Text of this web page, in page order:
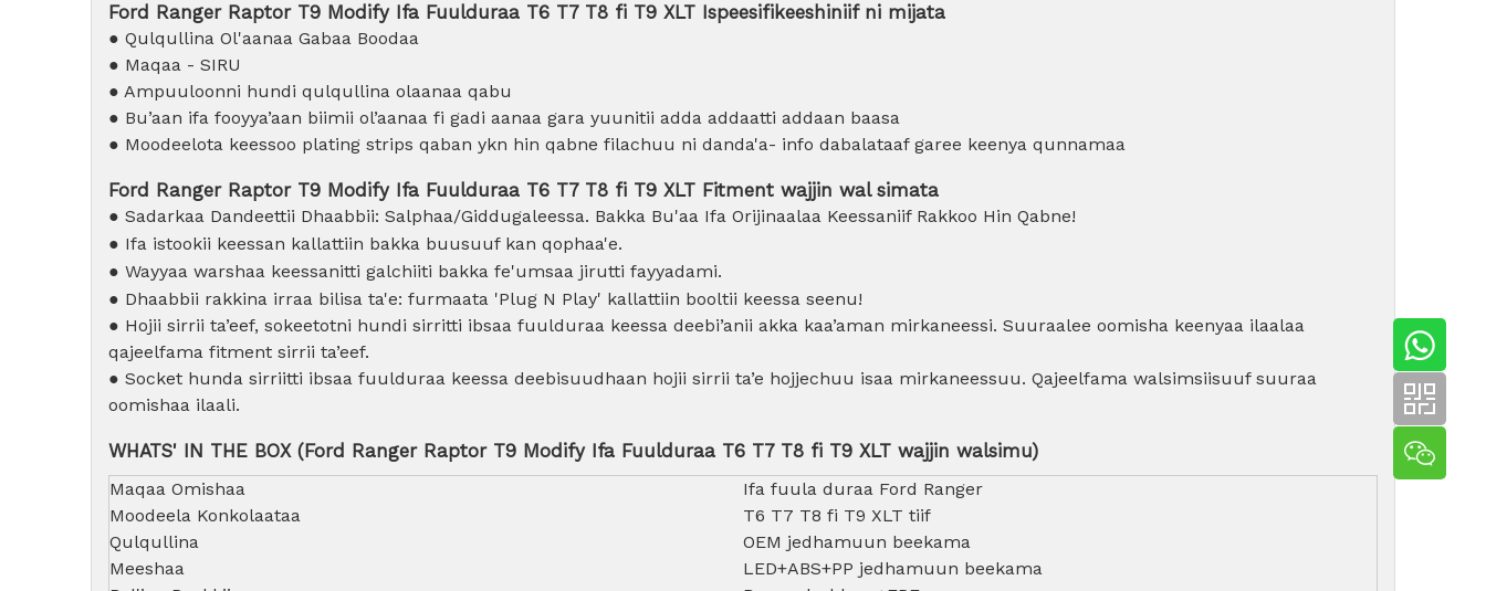
Ford Ranger Raptor T9 Modify Ifa Fuulduraa T6 T7 T8 fi T9 XLT Ispeesifikeeshiniif ni mijata
● Qulqullina Ol'aanaa Gabaa Boodaa
● Maqaa - SIRU
● Ampuuloonni hundi qulqullina olaanaa qabu
● Bu’aan ifa fooyya’aan biimii ol’aanaa fi gadi aanaa gara yuunitii adda addaatti addaan baasa
● Moodeelota keessoo plating strips qaban ykn hin qabne filachuu ni danda'a- info dabalataaf garee keenya qunnamaa
Ford Ranger Raptor T9 Modify Ifa Fuulduraa T6 T7 T8 fi T9 XLT Fitment wajjin wal simata
● Sadarkaa Dandeettii Dhaabbii: Salphaa/Giddugaleessa. Bakka Bu'aa Ifa Orijinaalaa Keessaniif Rakkoo Hin Qabne!
● Ifa istookii keessan kallattiin bakka buusuuf kan qophaa'e.
● Wayyaa warshaa keessanitti galchiiti bakka fe'umsaa jirutti fayyadami.
● Dhaabbii rakkina irraa bilisa ta'e: furmaata 'Plug N Play' kallattiin booltii keessa seenu!
● Hojii sirrii ta’eef, sokeetotni hundi sirritti ibsaa fuulduraa keessa deebi’anii akka kaa’aman mirkaneessi. Suuraalee oomisha keenyaa ilaalaa
qajeelfama fitment sirrii ta’eef.
● Socket hunda sirriitti ibsaa fuulduraa keessa deebisuudhaan hojii sirrii ta’e hojjechuu isaa mirkaneessuu. Qajeelfama walsimsiisuuf suuraa
oomishaa ilaali.
WHATS' IN THE BOX (Ford Ranger Raptor T9 Modify Ifa Fuulduraa T6 T7 T8 fi T9 XLT wajjin walsimu)
Maqaa Omishaa
Ifa fuula duraa Ford Ranger
Moodeela Konkolaataa
T6 T7 T8 fi T9 XLT tiif
Qulqullina
OEM jedhamuun beekama
Meeshaa
LED+ABS+PP jedhamuun beekama